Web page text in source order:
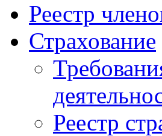
Реестр
Страхование
Реестр